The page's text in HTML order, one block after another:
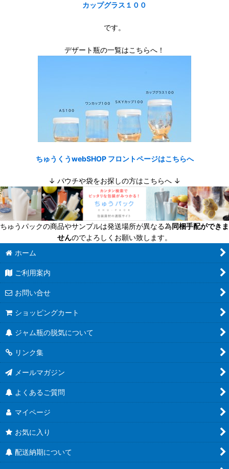
カップグラス１００
です。
デザート瓶の一覧はこちらへ！
ちゅうくうwebSHOP フロントページはこちらへ
↓ パウチや袋をお探しの方はこちらへ ↓
ちゅうパックの商品やサンプルは発送場所が異なる為同梱手配ができま
せんのでよろしくお願い致します。
ホーム
ご利用案内
お問い合せ
ショッピングカート
ジャム瓶の脱気について
リンク集
メールマガジン
よくあるご質問
マイページ
お気に入り
配送納期について